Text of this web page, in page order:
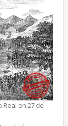
Real en 27 de